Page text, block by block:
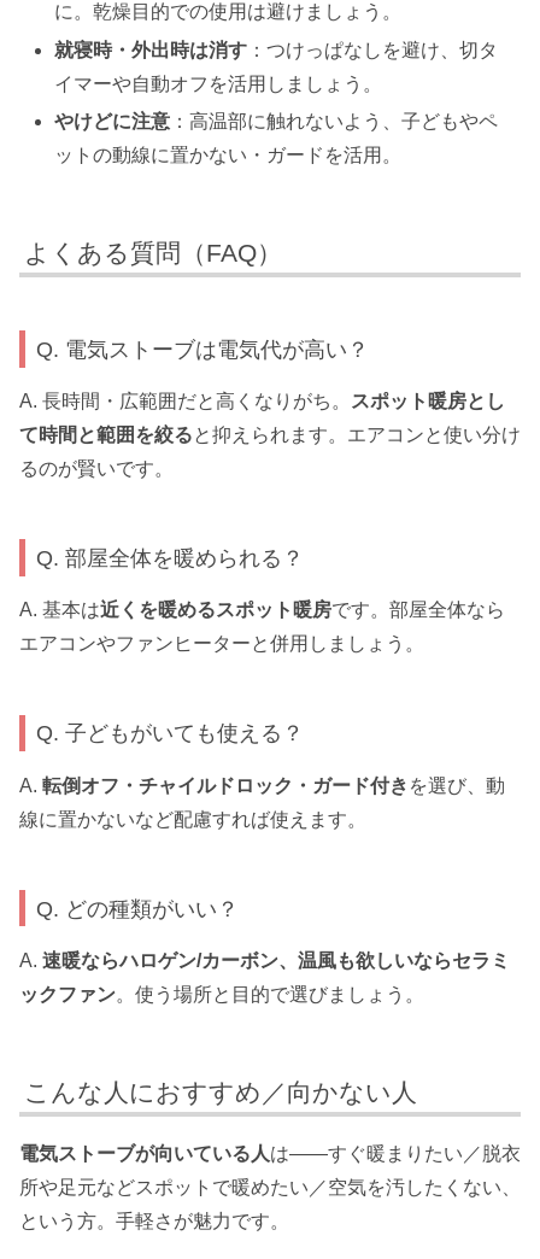
に。乾燥目的での使用は避けましょう。
就寝時・外出時は消す ：つけっぱなしを避け、切タ
イマーや自動オフを活用しましょう。
やけどに注意 ：高温部に触れないよう、子どもやペ
ットの動線に置かない・ガードを活用。
よくある質問（FAQ）
Q. 電気ストーブは電気代が高い？
A. 長時間・広範囲だと高くなりがち。
スポット暖房とし
て時間と範囲を絞ると抑えられます。エアコンと使い分け
るのが賢いです。
Q. 部屋全体を暖められる？
A. 基本は近くを暖めるスポット暖房です。部屋全体なら
エアコンやファンヒーターと併用しましょう。
Q. 子どもがいても使える？
A. 転倒オフ・チャイルドロック・ガード付き を選び、動
線に置かないなど配慮すれば使えます。
Q. どの種類がいい？
A. 速暖ならハロゲン/カーボン、温風も欲しいならセラミ
ックファン。使う場所と目的で選びましょう。
こんな人におすすめ／向かない人
電気ストーブが向いている人は——すぐ暖まりたい／脱衣
所や足元などスポットで暖めたい／空気を汚したくない、
という方。手軽さが魅力です。